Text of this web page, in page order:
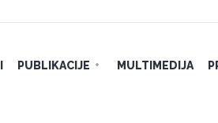
PUBLIKACIJE MULTIMEDIJA